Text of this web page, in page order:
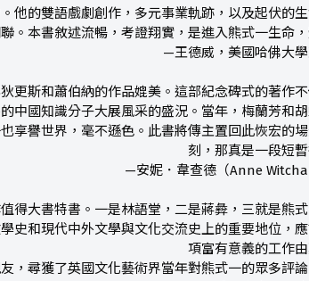
他的雙語戲劇創作，多元事業軌跡，以及起伏的
。本書敘述流暢，考證翔實，是進入熊式一生命
—王德威，美國哈佛大
更斯和蕭伯納的作品媲美。這部紀念碑式的著作
中國知識分子大展風采的盛況。當年，梅蘭芳和
享譽世界，毫不遜色。此書將傳主置回此恢宏的
刻，那真是一段短
—安妮．韋查德（Anne
得大書特書。一是林語堂，二是蔣彜，三就是熊
史和現代中外文學與文化交流史上的重要地位，
項富有意義的工作
，尋獲了英國文化藝術界當年對熊式一的眾多評